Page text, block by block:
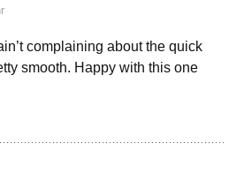
complaining about the quick
smooth. Happy with this one